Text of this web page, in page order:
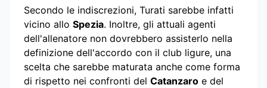
Secondo le indiscrezioni, Turati sarebbe infatti
vicino allo Spezia. Inoltre, gli attuali agenti
dell'allenatore non dovrebbero assisterlo nella
definizione dell'accordo con il club ligure, una
scelta che sarebbe maturata anche come forma
di rispetto nei confronti del Catanzaro e del